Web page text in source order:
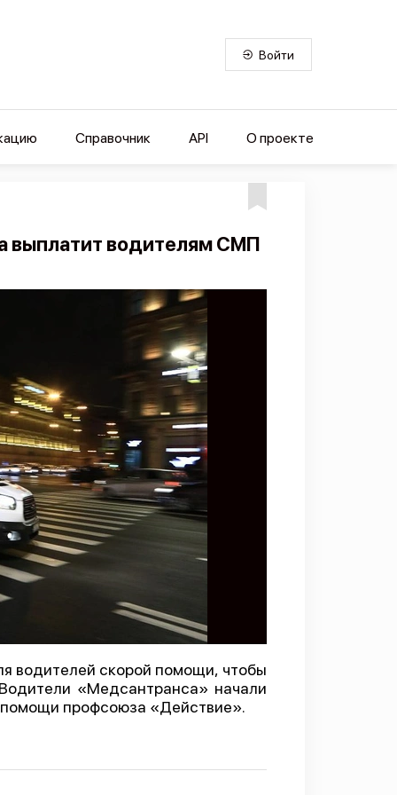
Войти
Справочник API О проекте
выплатит водителям СМП
водителей скорой помощи, чтобы
«Медсантранса» начали
помощи профсоюза «Действие».